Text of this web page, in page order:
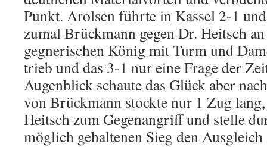
Punkt. Arolsen führte in Kassel 2-1
zumal Brückmann gegen Dr. Heitsch
gegnerischen König mit Turm und
trieb und das 3-1 nur eine Frage der
Augenblick schaute das Glück aber
von Brückmann stockte nur 1 Zug
Heitsch zum Gegenangriff und stelle
möglich gehaltenen Sieg den